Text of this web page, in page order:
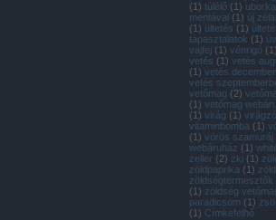
(1) túlélő (1) uborka
mentával (1) új
(1) ültetés (1)
tapasztalatok (1)
vajfej (1) vénrigó (1)
vetés (1) vetés
(1) vetés
vetés
vetőmag (2)
(1) vetőmag
(1) virág (1)
vitaminbomba (1)
(1) vörös szamuráj
webáruház (1)
zeller (2) zki (1)
zöldpaprika (1)
(1) zöldség
paradicsom (1)
(1) Címkefelhő